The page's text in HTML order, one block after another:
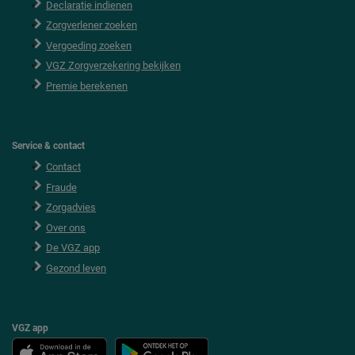
Declaratie indienen
Zorgverlener zoeken
Vergoeding zoeken
VGZ Zorgverzekering bekijken
Premie berekenen
Service & contact
Contact
Fraude
Zorgadvies
Over ons
De VGZ app
Gezond leven
VGZ app